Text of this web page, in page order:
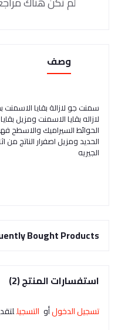
وصف
سمنت جو لازالة بقايا
لازاله بقايا الاسمنت ومزيل
الحوائط السيراميك والاسطح
الحديد ومزيل اصفرار الناتج من
الجيريه
Bought Products
استفسارات المنتج (2)
تسجيل الدخولأو التسجيل